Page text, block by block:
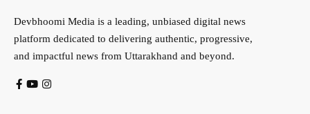
Devbhoomi Media is a leading, unbiased digital news
platform dedicated to delivering authentic, progressive,
and impactful news from Uttarakhand and beyond.